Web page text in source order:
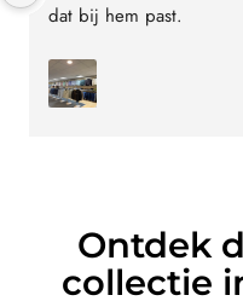
dat bij hem past.
Ontdek
collectie